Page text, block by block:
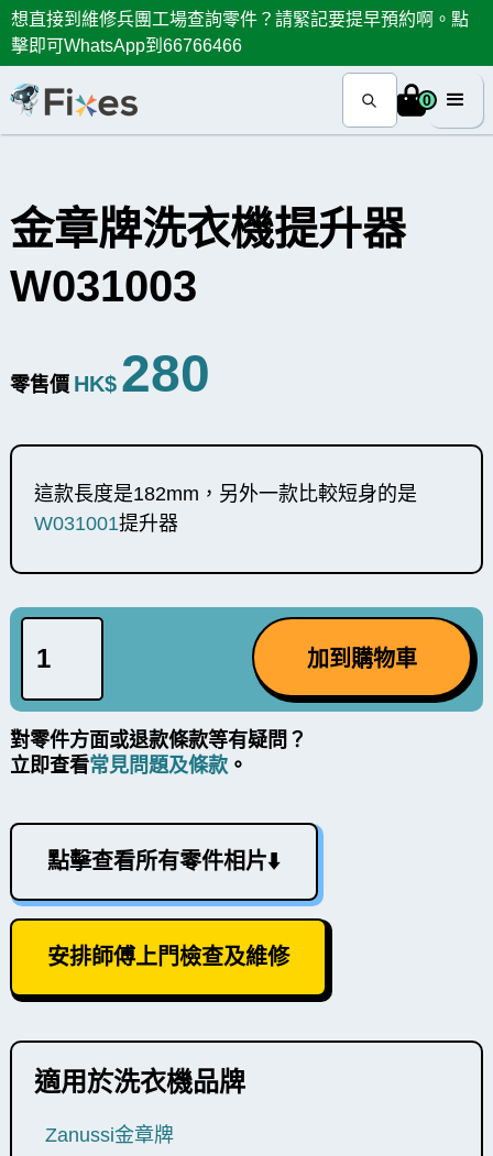
想直接到維修兵團工場查詢零件？請緊記要提早預約啊。點
擊即可WhatsApp到66766466
0
金章牌洗衣機提升器
W031003
零售價 HK$ 280
這款長度是182mm，另外一款比較短身的是
W031001提升器
對零件方面或退款條款等有疑問？
立即查看常見問題及條款。
點擊查看所有零件相片⬇️
安排師傅上門檢查及維修
適用於洗衣機品牌
Zanussi金章牌